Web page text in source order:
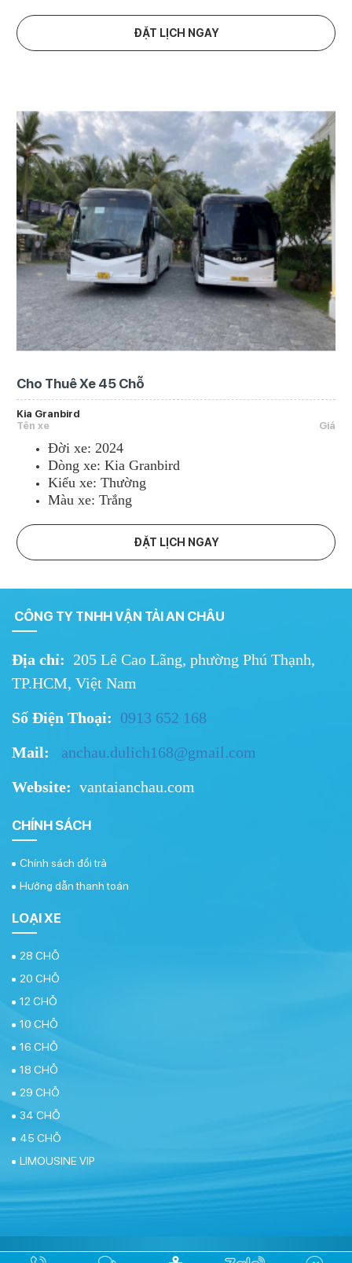
ĐẶT LỊCH NGAY
Cho Thuê Xe 45 Chỗ
Kia Granbird
Tên xe
Giá
Đời xe: 2024
Dòng xe: Kia Granbird
Kiểu xe: Thường
Màu xe: Trắng
ĐẶT LỊCH NGAY
CÔNG TY TNHH VẬN TẢI AN CHÂU
Địa chỉ: 205 Lê Cao Lãng, phường Phú Thạnh,
TP.HCM, Việt Nam
Số Điện Thoại: 0913 652 168
Mail:
anchau.dulich168@gmail.com
Website: vantaianchau.com
CHÍNH SÁCH
Chính sách đổi trả
Hướng dẫn thanh toán
LOẠI XE
28 CHỖ
20 CHỖ
12 CHỖ
10 CHỖ
16 CHỖ
18 CHỖ
29 CHỖ
34 CHỖ
45 CHỖ
LIMOUSINE VIP